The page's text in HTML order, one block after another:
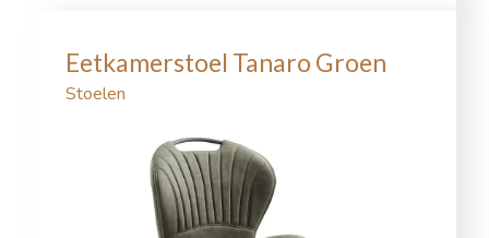
Eetkamerstoel Tanaro Groen
Stoelen